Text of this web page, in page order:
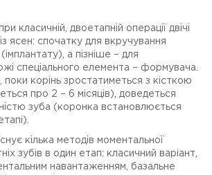
класичній, двоетапній операції двічі
ясен: спочатку для вкручування
а пізніше – для
спеціального елемента – формувача.
поки корінь зростатиметься з кісткою
про 2 – 6 місяців), доведеться
зуба (коронка встановлюється
кілька методів моментальної
зубів в один етап: класичний варіант,
навантаженням, базальне